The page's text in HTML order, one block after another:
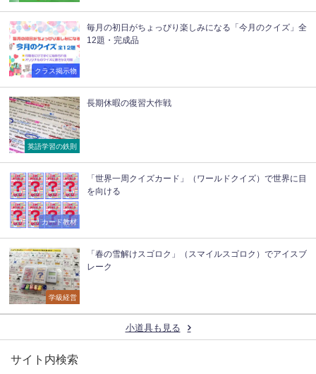
クラス掲示物
毎月の初日がちょっぴり楽しみになる「今月のクイズ」全
12題・完成品
英語学習の鉄則
長期休暇の復習大作戦
カード教材
「世界一周クイズカード」（ワールドクイズ）で世界に目
を向ける
学級経営
「春の雪解けスゴロク」（スマイルスゴロク）でアイスブ
レーク
小道具も見る
サイト内検索